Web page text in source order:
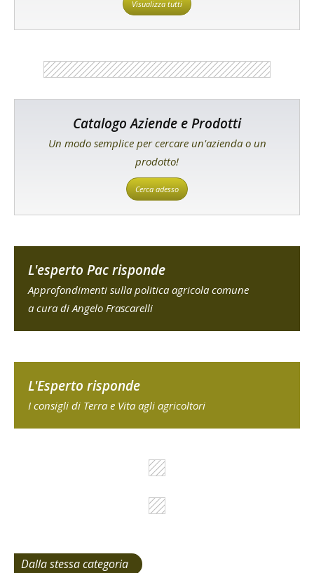
Visualizza tutti
Catalogo Aziende e Prodotti
Un modo semplice per cercare un'azienda o un
prodotto!
Cerca adesso
L'esperto Pac risponde
Approfondimenti sulla politica agricola comune
a cura di Angelo Frascarelli
L'Esperto risponde
I consigli di Terra e Vita agli agricoltori
Dalla stessa categoria